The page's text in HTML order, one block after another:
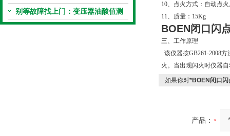
值测定法告诉你答案
别等故障找上门：变压器油酸值测
试仪的预警功能
10、点火方式：自动点火,
11、质量：15Kg
BOEN闭口闪
三、工作原理
该仪器按GB261-2008
火。当出现闪火时仪器
如果你对*BOEN闭口闪
产品：